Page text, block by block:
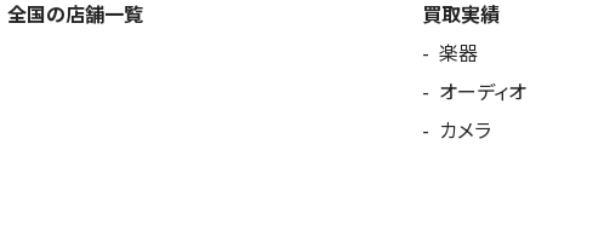
全国の店舗一覧
買取実績
楽器
オーディオ
カメラ